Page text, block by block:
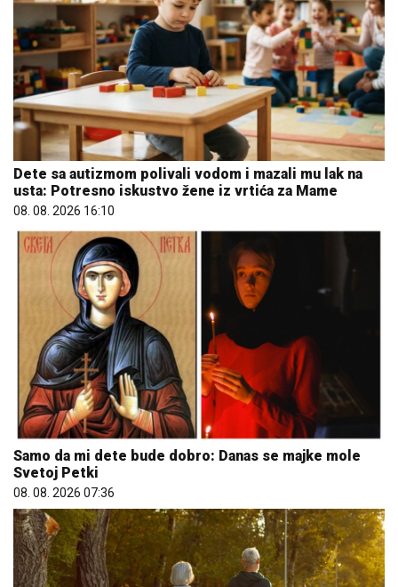
Dete sa autizmom polivali vodom i mazali mu lak na
usta: Potresno iskustvo žene iz vrtića za Mame
08. 08. 2026 16:10
Samo da mi dete bude dobro: Danas se majke mole
Svetoj Petki
08. 08. 2026 07:36